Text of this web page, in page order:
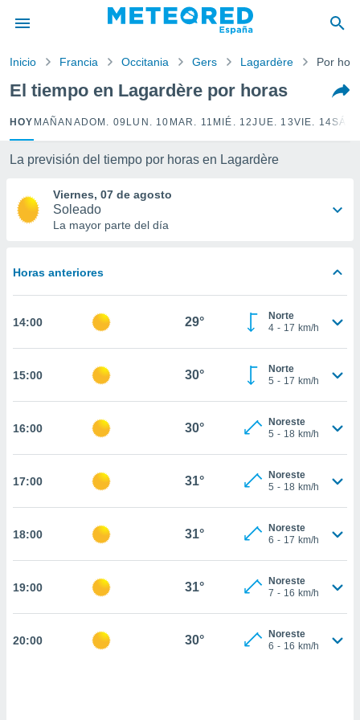
por
para
que se
calidad.
a este
y
digital
permite
seguir
coste.
a la
todas
nuestros
nos
análisis
perfil
CONFIGURACIÓN
Inicio Francia Occitania Gers Lagardère Por
El tiempo en Lagardère por horas
HOY MAÑANA DOM. 09 LUN. 10 MAR. 11 MIÉ. 12JUE. 13VIE. 14
La previsión del tiempo por horas en Lagardère
Viernes, 07 de agosto
Soleado
La mayor parte del día
Horas anteriores
14:00 29°
Norte
4 - 17 km/h
15:00 30°
Norte
5 - 17 km/h
16:00 30°
Noreste
5 - 18 km/h
17:00 31°
Noreste
5 - 18 km/h
18:00 31°
Noreste
6 - 17 km/h
19:00 31°
Noreste
7 - 16 km/h
20:00 30°
Noreste
6 - 16 km/h